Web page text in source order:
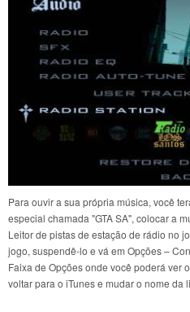
Para ouvir a sua própria música, você
especial chamada "GTA SA", colocar a
Leitor de pistas de estação de rádio no
jogo, suspendê-lo e vá em Opções –
Faixa de Opções onde você poderá ver
voltar para o iTunes e mudar o nome da